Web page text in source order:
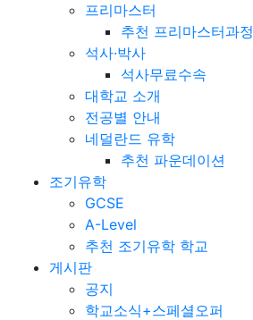
프리마스터
추천 프리마스터과정
석사·박사
석사무료수속
대학교 소개
전공별 안내
네덜란드 유학
추천 파운데이션
조기유학
GCSE
A-Level
추천 조기유학 학교
게시판
공지
학교소식+스페셜오퍼